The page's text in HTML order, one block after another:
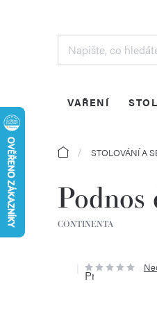
VAŘENÍ
DomůSTOLOVÁNÍ A
Podnos
CONTINENTA
Průměrné
hodnocení